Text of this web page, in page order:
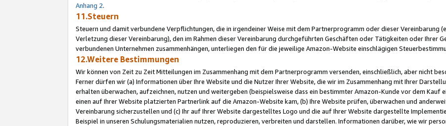
Anhang 2.
11.Steuern
Steuern und damit verbundene Verpflichtungen, die in irgendeiner Weise mit dem Partnerprogramm oder dieser Vereinbarung
Verletzung dieser Vereinbarung), den im Rahmen dieser Vereinbarung durchgeführten Geschäften oder Tätigkeiten oder Ihrer
verbundenen Unternehmen zusammenhängen, unterliegen den für die jeweilige Amazon-Website einschlägigen
12.Weitere Bestimmungen
Wir können von Zeit zu Zeit Mitteilungen im Zusammenhang mit dem Partnerprogramm versenden, einschließlich, aber nicht
Ferner dürfen wir (a) Informationen über Ihre Website und die Nutzer Ihrer Website, die wir im Zusammenhang mit Ihrer
erhalten überwachen, aufzeichnen, nutzen und weitergeben (beispielsweise dass ein bestimmter Amazon-Kunde vor dem Kauf
einen auf Ihrer Website platzierten Partnerlink auf die Amazon-Website kam, (b) Ihre Website prüfen, überwachen und
Vereinbarung sicherzustellen und (c) Ihr auf Ihrer Website dargestelltes Logo und die auf Ihrer Website dargestellte
Beispiel in unseren Schulungsmaterialien nutzen, reproduzieren, verbreiten und darstellen. Informationen darüber, wie wir